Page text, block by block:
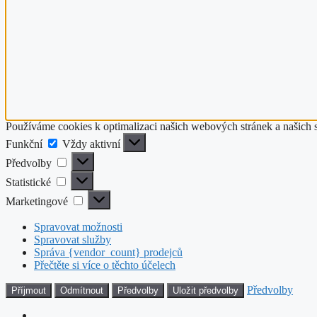
Používáme cookies k optimalizaci našich webových stránek a našich
Funkční
Funkční
Vždy aktivní
Předvolby
Předvolby
Statistické Statistické
Marketingové Marketingové
Spravovat možnosti
Spravovat služby
Správa {vendor_count} prodejců
Přečtěte si více o těchto účelech
Příjmout Odmítnout Předvolby Uložit předvolby Předvolby